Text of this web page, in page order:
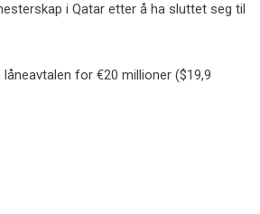
i Qatar etter å ha sluttet seg til
for €20 millioner ($19,9